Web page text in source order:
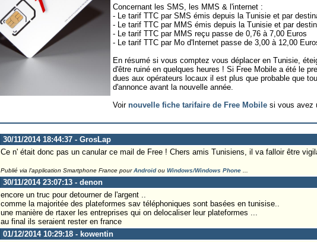
Concernant les SMS, les MMS & l'internet :
- Le tarif TTC par SMS émis depuis la Tunisie et par
- Le tarif TTC par MMS émis depuis la Tunisie et par
- Le tarif TTC par MMS reçu passe de 0,76 à 7,00 Euros
- Le tarif TTC par Mo d'Internet passe de 3,00 à 12,00
En résumé si vous comptez vous déplacer en Tunisie,
d'être ruiné en quelques heures ! Si Free Mobile a été le
dues aux opérateurs locaux il est plus que probable que
d'annonce avant la nouvelle année.
Voir nouvelle fiche tarifaire de Free Mobile si vous avez
30/11/2014 18:44:37 - GrosLap
Ce n' était donc pas un canular ce mail de Free ! Chers amis Tunisiens, il va falloir être
Publié via l'application Smartphone France pourAndroidou Windows/Windows Phone...
30/11/2014 23:07:13 - denon
encore un truc pour detourner de l'argent ..
comme la majoritée des plateformes sav téléphoniques sont basées en tunisise..
une manière de rtaxer les entreprises qui on delocaliser leur plateformes ...
au final ils seraient rester en france
01/12/2014 10:29:18 - kowentin